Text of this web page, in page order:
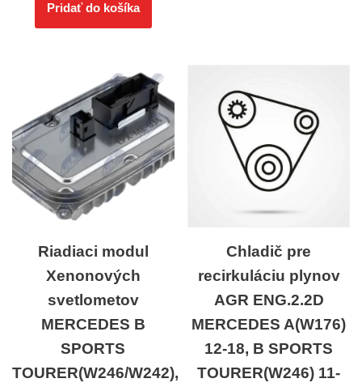
Pridať do košíka
Riadiaci modul
Xenonových
svetlometov
MERCEDES B
SPORTS
TOURER(W246/W242),
Chladič pre
recirkuláciu plynov
AGR ENG.2.2D
MERCEDES A(W176)
12-18, B SPORTS
TOURER(W246) 11-